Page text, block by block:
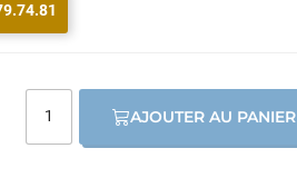
AJOUTER AU PANIER